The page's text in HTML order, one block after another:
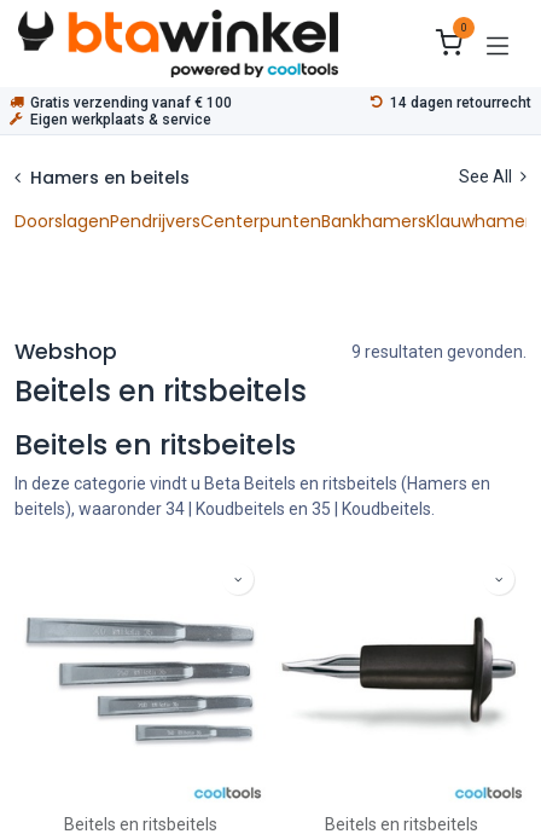
Overslaan naar inhoud
0
Gratis verzending vanaf € 100
14 dagen retourrecht
Eigen werkplaats & service
Hamers en beitels See All
DoorslagenPendrijversCenterpuntenBankhamersKlauwhamers
Webshop 9 resultaten gevonden.
Beitels en ritsbeitels
Beitels en ritsbeitels
In deze categorie vindt u Beta Beitels en ritsbeitels (Hamers en
beitels), waaronder 34 | Koudbeitels en 35 | Koudbeitels.
Beitels en ritsbeitels Beitels en ritsbeitels